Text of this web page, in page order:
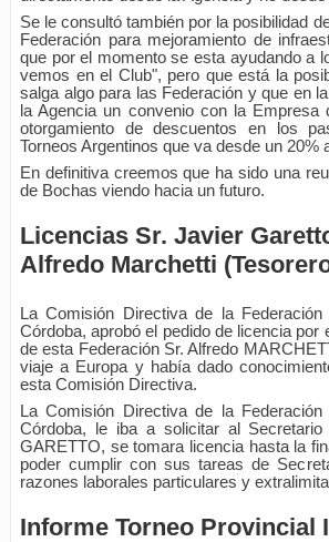
Se le consultó también por la posibilidad
Federación para mejoramiento de
que por el momento se esta ayudando a
vemos en el Club", pero que está la
salga algo para las Federación y que en
la Agencia un convenio con la
otorgamiento de descuentos en los
Torneos Argentinos que va desde un 20%
En definitiva creemos que ha sido una
de Bochas viendo hacia un futuro.
Licencias Sr. Javier
Alfredo Marchetti
La Comisión Directiva de la
Córdoba, aprobó el pedido de licencia por
de esta Federación Sr. Alfredo
viaje a Europa y había dado
esta Comisión Directiva.
La Comisión Directiva de la
Córdoba, le iba a solicitar al
GARETTO, se tomara licencia hasta la
poder cumplir con sus tareas de
razones laborales particulares y
Informe Torneo Provincial